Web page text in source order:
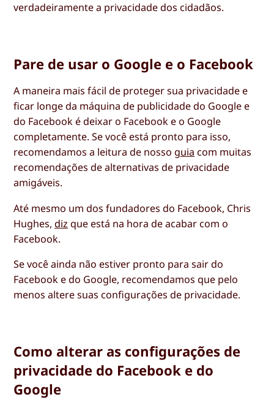
verdadeiramente a privacidade dos cidadãos.
Pare de usar o Google e o Facebook
A maneira mais fácil de proteger sua privacidade e
ficar longe da máquina de publicidade do Google e
do Facebook é deixar o Facebook e o Google
completamente. Se você está pronto para isso,
recomendamos a leitura de nosso guia com muitas
recomendações de alternativas de privacidade
amigáveis.
Até mesmo um dos fundadores do Facebook, Chris
Hughes,diz que está na hora de acabar com o
Facebook.
Se você ainda não estiver pronto para sair do
Facebook e do Google, recomendamos que pelo
menos altere suas configurações de privacidade.
Como alterar as configurações de
privacidade do Facebook e do
Google